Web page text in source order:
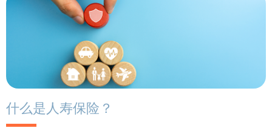
让我们与你并肩而行。
拥抱每刻，留住这爱。
轻松一下，充下电啦！
什么是人寿保险？